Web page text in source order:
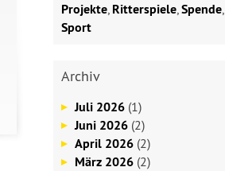
Projekte, Ritterspiele,Spende,
Sport
Archiv
Juli 2026 (1)
Juni 2026 (2)
April 2026 (2)
März 2026 (2)